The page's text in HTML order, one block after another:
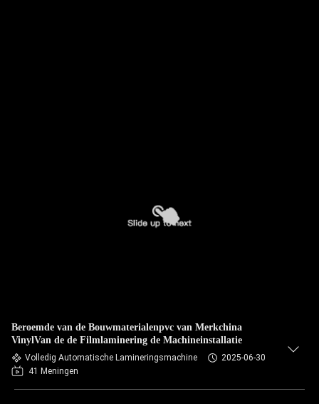
Beroemde van de Bouwmaterialenpvc van Merkchina
VinylVan de de Filmlaminering de Machineinstallatie
Volledig Automatische Lamineringsmachine
2025-06-30
41 Meningen